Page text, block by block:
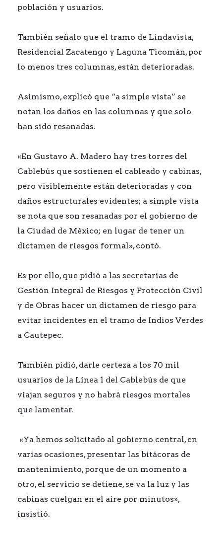
población y usuarios.
También señalo que el tramo de Lindavista,
Residencial Zacatengo y Laguna Ticomán, por
lo menos tres columnas, están deterioradas.
Asimismo, explicó que “a simple vista” se
notan los daños en las columnas y que solo
han sido resanadas.
«En Gustavo A. Madero hay tres torres del
Cablebús que sostienen el cableado y cabinas,
pero visiblemente están deterioradas y con
daños estructurales evidentes; a simple vista
se nota que son resanadas por el gobierno de
la Ciudad de México; en lugar de tener un
dictamen de riesgos formal», contó.
Es por ello, que pidió a las secretarías de
Gestión Integral de Riesgos y Protección Civil
y de Obras hacer un dictamen de riesgo para
evitar incidentes en el tramo de Indios Verdes
a Cautepec.
También pidió, darle certeza a los 70 mil
usuarios de la Línea 1 del Cablebús de que
viajan seguros y no habrá riesgos mortales
que lamentar.
«Ya hemos solicitado al gobierno central, en
varias ocasiones, presentar las bitácoras de
mantenimiento, porque de un momento a
otro, el servicio se detiene, se va la luz y las
cabinas cuelgan en el aire por minutos»,
insistió.